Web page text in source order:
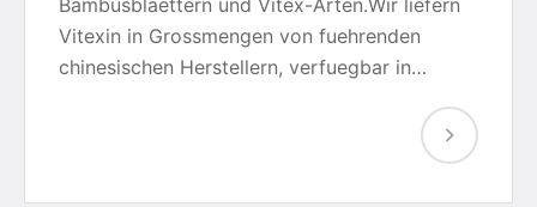
Bambusblaettern und Vitex-Arten.Wir liefern
Vitexin in Grossmengen von fuehrenden
chinesischen Herstellern, verfuegbar in…